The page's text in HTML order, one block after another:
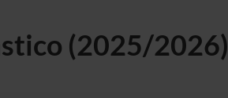
(2025/2026)